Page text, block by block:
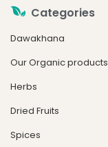
Categories
Dawakhana
Our Organic products
Herbs
Dried Fruits
Spices